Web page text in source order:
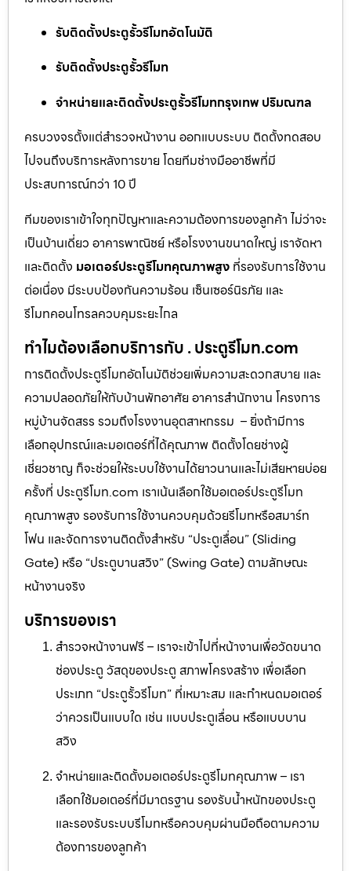
รับติดตั้งประตูรั้วรีโมทอัตโนมัติ
รับติดตั้งประตูรั้วรีโมท
จำหน่ายและติดตั้งประตูรั้วรีโมทกรุงเทพ ปริมณฑล
ครบวงจรตั้งแต่สำรวจหน้างาน ออกแบบระบบ ติดตั้งทดสอบ
ไปจนถึงบริการหลังการขาย โดยทีมช่างมืออาชีพที่มี
ประสบการณ์กว่า 10 ปี
ทีมของเราเข้าใจทุกปัญหาและความต้องการของลูกค้า ไม่ว่าจะ
เป็นบ้านเดี่ยว อาคารพาณิชย์ หรือโรงงานขนาดใหญ่ เราจัดหา
และติดตั้ง มอเตอร์ประตูรีโมทคุณภาพสูง ที่รองรับการใช้งาน
ต่อเนื่อง มีระบบป้องกันความร้อน เซ็นเซอร์นิรภัย และ
รีโมทคอนโทรลควบคุมระยะไกล
ทำไมต้องเลือกบริการกับ . ประตูรีโมท.com
การติดตั้งประตูรีโมทอัตโนมัติช่วยเพิ่มความสะดวกสบาย และ
ความปลอดภัยให้กับบ้านพักอาศัย อาคารสำนักงาน โครงการ
หมู่บ้านจัดสรร รวมถึงโรงงานอุตสาหกรรม – ยิ่งถ้ามีการ
เลือกอุปกรณ์และมอเตอร์ที่ได้คุณภาพ ติดตั้งโดยช่างผู้
เชี่ยวชาญ ก็จะช่วยให้ระบบใช้งานได้ยาวนานและไม่เสียหายบ่อย
ครั้งที่ ประตูรีโมท.com เราเน้นเลือกใช้มอเตอร์ประตูรีโมท
คุณภาพสูง รองรับการใช้งานควบคุมด้วยรีโมทหรือสมาร์ท
โฟน และจัดการงานติดตั้งสำหรับ “ประตูเลื่อน” (Sliding
Gate) หรือ “ประตูบานสวิง” (Swing Gate) ตามลักษณะ
หน้างานจริง
บริการของเรา
สำรวจหน้างานฟรี – เราจะเข้าไปที่หน้างานเพื่อวัดขนาด
ช่องประตู วัสดุของประตู สภาพโครงสร้าง เพื่อเลือก
ประเภท “ประตูรั้วรีโมท” ที่เหมาะสม และกำหนดมอเตอร์
ว่าควรเป็นแบบใด เช่น แบบประตูเลื่อน หรือแบบบาน
สวิง
จำหน่ายและติดตั้งมอเตอร์ประตูรีโมทคุณภาพ – เรา
เลือกใช้มอเตอร์ที่มีมาตรฐาน รองรับน้ำหนักของประตู
และรองรับระบบรีโมทหรือควบคุมผ่านมือถือตามความ
ต้องการของลูกค้า